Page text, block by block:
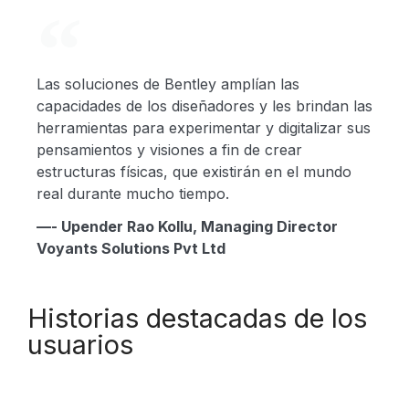
Las soluciones de Bentley amplían las
capacidades de los diseñadores y les brindan las
herramientas para experimentar y digitalizar sus
pensamientos y visiones a fin de crear
estructuras físicas, que existirán en el mundo
real durante mucho tiempo.
—- Upender Rao Kollu, Managing Director
Voyants Solutions Pvt Ltd
Historias destacadas de los
usuarios